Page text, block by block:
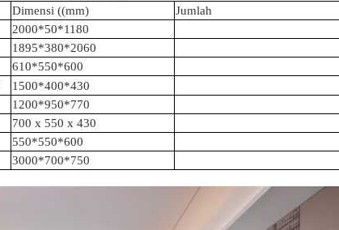
Dimensi ((mm)
Jumlah
2000*50*1180
1895*380*2060
610*550*600
1500*400*430
1200*950*770
700 x 550 x 430
550*550*600
3000*700*750